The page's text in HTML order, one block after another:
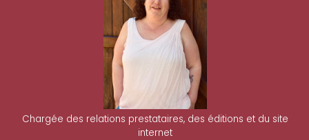
Chargée des relations prestataires, des éditions et du site
internet